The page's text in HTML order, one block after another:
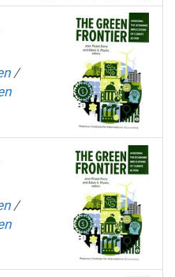
/
/